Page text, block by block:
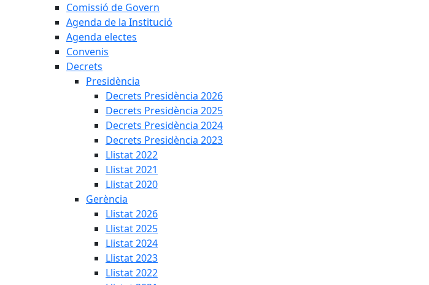
Comissió de Govern
Agenda de la Institució
Agenda electes
Convenis
Decrets
Presidència
Decrets Presidència 2026
Decrets Presidència 2025
Decrets Presidència 2024
Decrets Presidència 2023
Llistat 2022
Llistat 2021
Llistat 2020
Gerència
Llistat 2026
Llistat 2025
Llistat 2024
Llistat 2023
Llistat 2022